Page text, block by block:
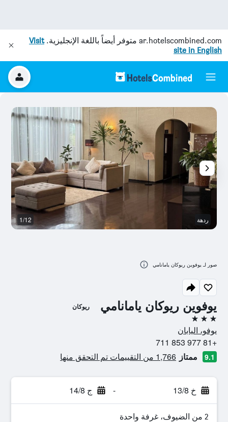
ar.hotelscombined.com متوفر أيضاً باللغة الإنجليزية.Visit
site in English
يوفوين ريوكان يامانامي ريوكان
3 نجوم
يوفو، اليابان
+81 977 853 711
9.1 ممتاز 1,766 من التقييمات تم التحقق منها
خ 13/8 - ج 14/8
2 من الضيوف، غرفة واحدة
ردهة 1/12
صور لـ يوفوين ريوكان يامانامي